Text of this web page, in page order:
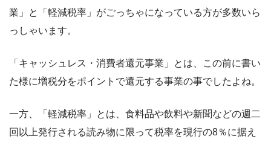
業」と「軽減税率」がごっちゃになっている方が多数いら
っしゃいます。
「キャッシュレス・消費者還元事業」とは、この前に書い
た様に増税分をポイントで還元する事業の事でしたよね。
一方、「軽減税率」とは、食料品や飲料や新聞などの週二
回以上発行される読み物に限って税率を現行の8％に据え